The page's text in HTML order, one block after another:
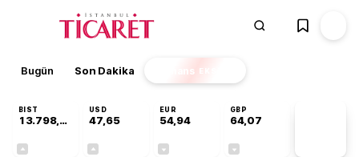
Bugün Son Dakika Finans EKSTRA
BIST
13.798,82
USD
47,65
EUR
54,94
GBP
64,07